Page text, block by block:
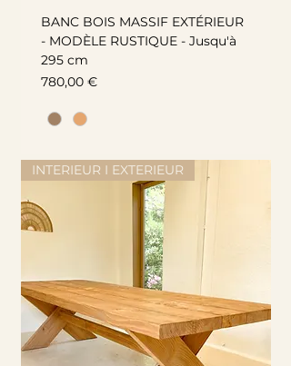
BANC BOIS MASSIF EXTÉRIEUR
- MODÈLE RUSTIQUE - Jusqu'à
295 cm
Prix
780,00 €
INTERIEUR I EXTERIEUR